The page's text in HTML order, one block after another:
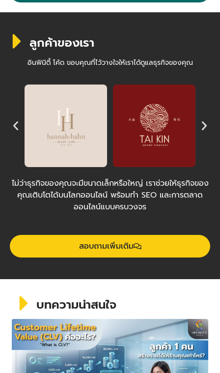
ลูกค้าของเรา
อินฟินิตี้ โค้ด ขอบคุณที่ไว้วางใจให้เราได้ดูแลธุรกิจของคุณ
ไม่ว่าธุรกิจของคุณจะมีขนาดเล็กหรือใหญ่ เราช่วยให้ธุรกิจของ
คุณเติบโตได้บนโลกออนไลน์ พร้อมทำ SEO และการตลาด
ออนไลน์แบบครบวงจร
สอบถามเพิ่มเติม
บทความน่าสนใจ
P
a
g
e
P
a
g
e
a
g
e
a
e